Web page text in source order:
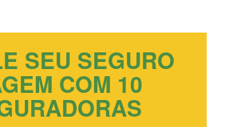
SEU SEGURO
COM 10